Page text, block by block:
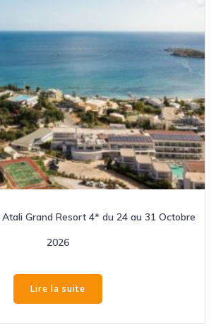
Grand Resort 4* du 24 au 31 Octobre
2026
Lire la suite